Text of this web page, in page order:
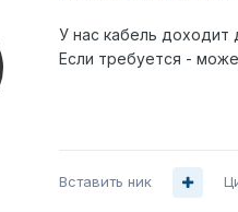
У нас кабель доходит
Если требуется -
Вставить ник